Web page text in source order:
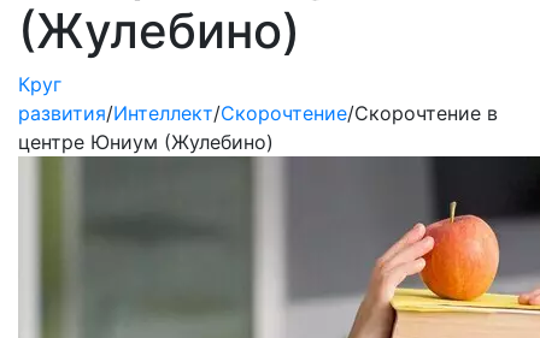
(Жулебино)
Круг
развития/Интеллект/Скорочтение/Скорочтение в
центре Юниум (Жулебино)